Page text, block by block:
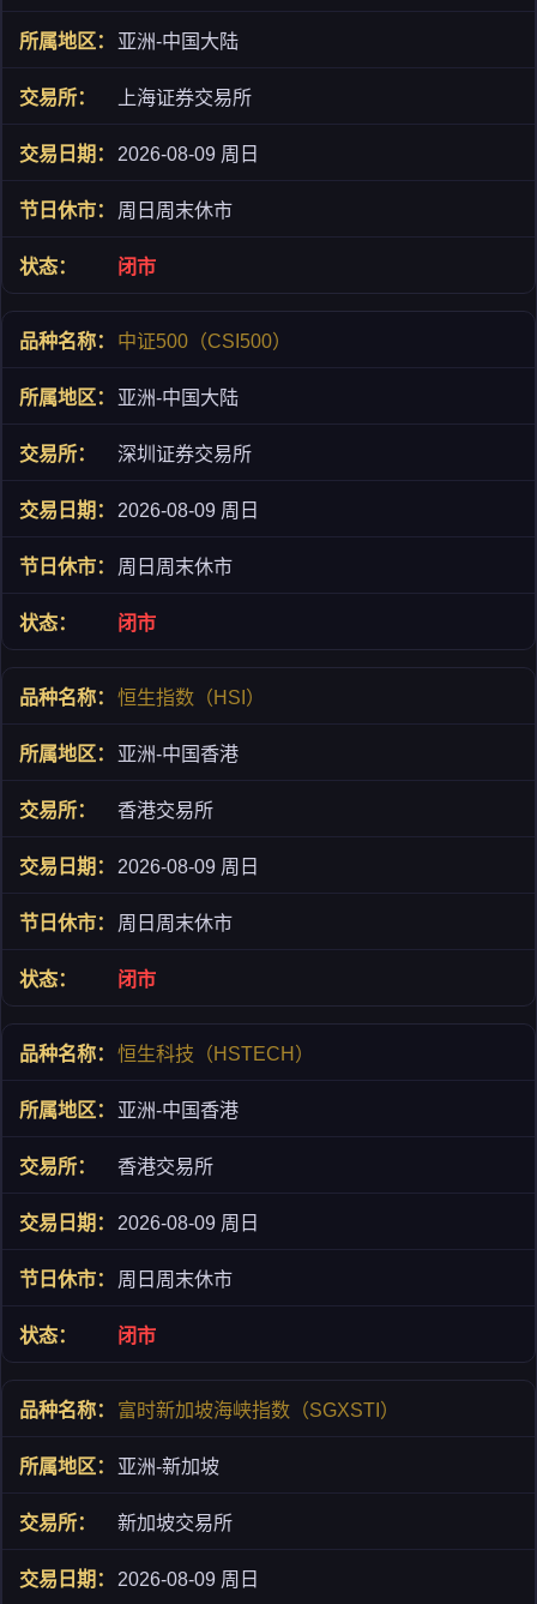
亚洲-中国大陆
上海证券交易所
2026-08-09 周日
周日周末休市
闭市
中证500（CSI500）
亚洲-中国大陆
深圳证券交易所
2026-08-09 周日
周日周末休市
闭市
恒生指数（HSI）
亚洲-中国香港
香港交易所
2026-08-09 周日
周日周末休市
闭市
恒生科技（HSTECH）
亚洲-中国香港
香港交易所
2026-08-09 周日
周日周末休市
闭市
富时新加坡海峡指数（SGXSTI）
亚洲-新加坡
新加坡交易所
2026-08-09 周日